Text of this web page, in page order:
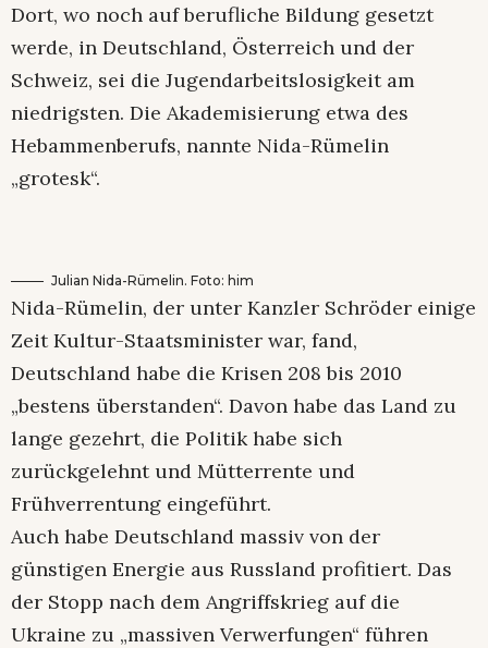
Dort, wo noch auf berufliche Bildung gesetzt
werde, in Deutschland, Österreich und der
Schweiz, sei die Jugendarbeitslosigkeit am
niedrigsten. Die Akademisierung etwa des
Hebammenberufs, nannte Nida-Rümelin
„grotesk“.
Julian Nida-Rümelin. Foto: him
Nida-Rümelin, der unter Kanzler Schröder einige
Zeit Kultur-Staatsminister war, fand,
Deutschland habe die Krisen 208 bis 2010
„bestens überstanden“. Davon habe das Land zu
lange gezehrt, die Politik habe sich
zurückgelehnt und Mütterrente und
Frühverrentung eingeführt.
Auch habe Deutschland massiv von der
günstigen Energie aus Russland profitiert. Das
der Stopp nach dem Angriffskrieg auf die
Ukraine zu „massiven Verwerfungen“ führen